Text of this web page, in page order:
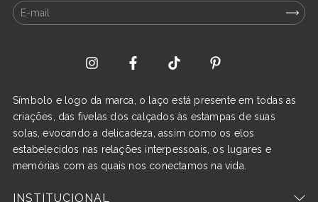
Símbolo e logo da marca, o laço está presente em todas as
criações, das fivelas dos calçados às estampas de suas
solas, evocando a delicadeza, assim como os elos
estabelecidos nas relações interpessoais, os lugares e
memórias com as quais nos conectamos na vida.
INSTITUCIONAL